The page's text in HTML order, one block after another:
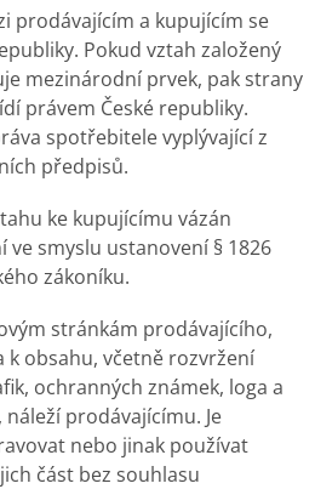
prodávajícím a kupujícím se
Pokud vztah založený
mezinárodní prvek, pak strany
právem České republiky.
spotřebitele vyplývající z
předpisů.
ke kupujícímu vázán
ve smyslu ustanovení § 1826
zákoníku.
stránkám prodávajícího,
obsahu, včetně rozvržení
ochranných známek, loga a
prodávajícímu. Je
nebo jinak používat
část bez souhlasu